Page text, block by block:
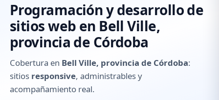
Programación y desarrollo de
sitios web en Bell Ville,
provincia de Córdoba
Cobertura en Bell Ville, provincia de Córdoba:
sitios responsive, administrables y
acompañamiento real.